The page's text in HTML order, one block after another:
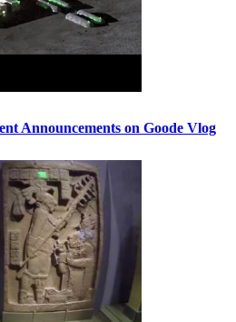
Announcements on Goode Vlog